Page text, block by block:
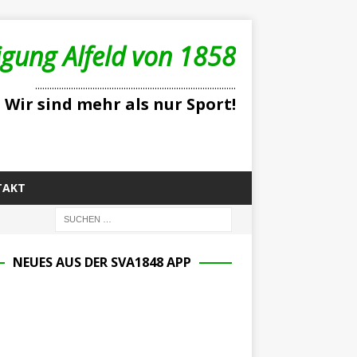
Alfeld von 1858
....................................................................................
Wir sind mehr als nur Sport!
NEUES AUS DER SVA1848 APP